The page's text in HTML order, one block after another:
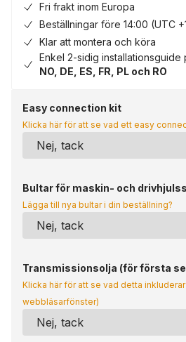
Fri frakt inom Europa
Beställningar före 14:00 (UTC
Klar att montera och köra
Enkel 2-sidig installationsguide
NO, DE, ES, FR, PL och RO
Easy connection kit
Klicka här för att se vad ett easy
Bultar för maskin- och
Lägga till nya bultar i din beställning?
Transmissionsolja (för första
Klicka här för att se vad detta
webbläsarfönster)